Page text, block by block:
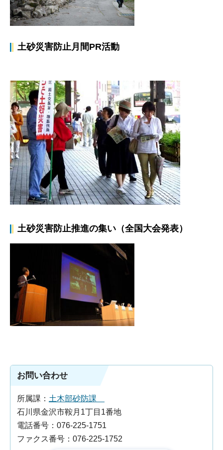
土砂災害防止月間PR活動
土砂災害防止推進の集い（全国大会発表）
お問い合わせ
所属課： 土木部砂防課
石川県金沢市鞍月1丁目1番地
電話番号：076-225-1751
ファクス番号：076-225-1752